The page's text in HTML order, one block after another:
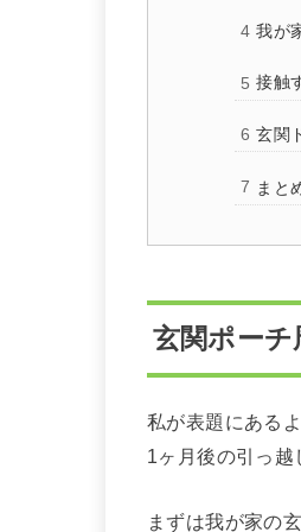
我が
接触
玄関
まと
玄関ポー
私が表題にある
1ヶ月後の引っ越
まずは我が家の